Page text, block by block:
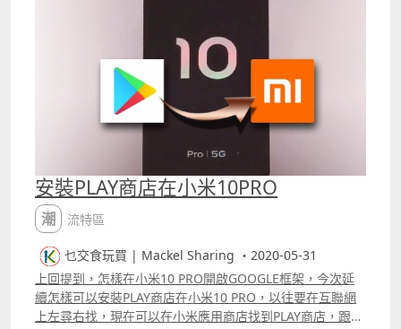
帶，還可以使用電子消費卡付款，用來送給爸爸做父親節禮
物一定無得輸。 優惠價：$600 原價：$720 詳情：澳門電訊
Booster Pokebot 按摩槍 4. 香水 「噴香水」已經不再是女
士們的獨有專利，有些「潮爸」也喜歡噴一些淡淡的香水在
身上，以增強自信及男士魅力。有些則可以用來掩蓋自身的
爸爸充滿自信心。 圖片來源：CHANEL 官網 適合男士用的
香水的種類，絕對不會比女士少。以上就是其中一款來自
CHANEL 的「BLEU DE CHANEL」男士香水。有濃郁的木質
芳香調，最初會有陣清新的香氣，之後會散發出鮮明馥郁的
芬香，最後會留下濃郁但優雅的餘韻。最適合有決斷力，拒
絕隨波逐流的爸爸們。 售價：約 $780 詳情：CHANEL
BLEU DE CHANEL 5. 相機 不少爸爸心底裡都有顆熾熱的
「攝影魂」！事無大小，都喜歡拿起部相機周圍影相。為家
人按下快門，留下美好的回憶。不如就趁父親節，送部相機
安裝PLAY商店在小米10PRO
潮流特區
乜交食玩買 | Mackel Sharing ・2020-05-31
上回提到，怎樣在小米10 PRO開啟GOOGLE框架，今次延
續怎樣可以安裝PLAY商店在小米10 PRO，以往要在互聯網
上左尋右找，現在可以在小米應用商店找到PLAY商店，跟著